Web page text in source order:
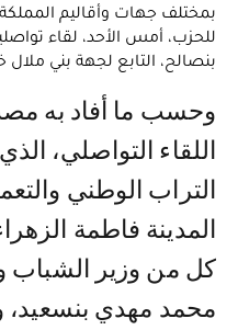
بمختلف جهات وأقاليم
للحزب، أمس الأحد، لقاء
بنصالح، التابع لجهة بني ملال
وحسب ما أفاد به مصدر مطلع، فقد شكّل
اللقاء التواصلي،
التراب الوطني
المدينة فاطمة
كل من وزير الشباب
محمد مهدي بنسعيد،